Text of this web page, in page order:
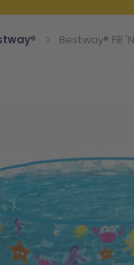
Bestway® Fill